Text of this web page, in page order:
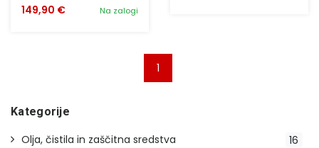
Na zalogi
149,90 €
1
Kategorije
16
Olja, čistila in zaščitna sredstva